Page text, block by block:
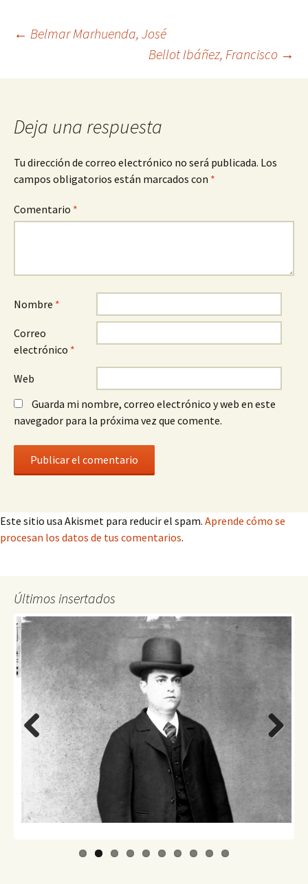
Navegación
de
entradas
← Belmar Marhuenda, José
Bellot Ibáñez, Francisco →
Deja una respuesta
Tu dirección de correo electrónico no será publicada. Los
campos obligatorios están marcados con *
Comentario *
Nombre *
Correo
electrónico *
Web
Guarda mi nombre, correo electrónico y web en este
navegador para la próxima vez que comente.
Este sitio usa Akismet para reducir el spam. Aprende cómo se
procesan los datos de tus comentarios.
Últimos insertados
Previo